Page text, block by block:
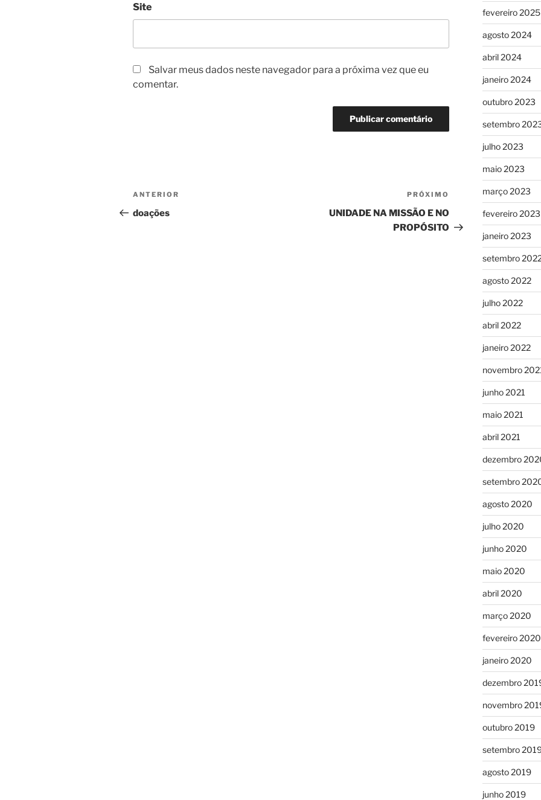
Site
Salvar meus dados neste navegador para a próxima vez que eu
comentar.
Navegação
de
Post
anterior
ANTERIOR
doações
Próximo
PRÓXIMO
UNIDADE NA MISSÃO E NO
PROPÓSITO
fevereiro 2025
agosto 2024
abril 2024
janeiro 2024
outubro 2023
setembro
julho 2023
maio 2023
março 2023
fevereiro 2023
janeiro 2023
setembro
agosto 2022
julho 2022
abril 2022
janeiro 2022
novembro
junho 2021
maio 2021
abril 2021
dezembro
setembro
agosto 2020
julho 2020
junho 2020
maio 2020
abril 2020
março 2020
fevereiro 2020
janeiro 2020
dezembro
novembro
outubro 2019
setembro
agosto 2019
junho 2019